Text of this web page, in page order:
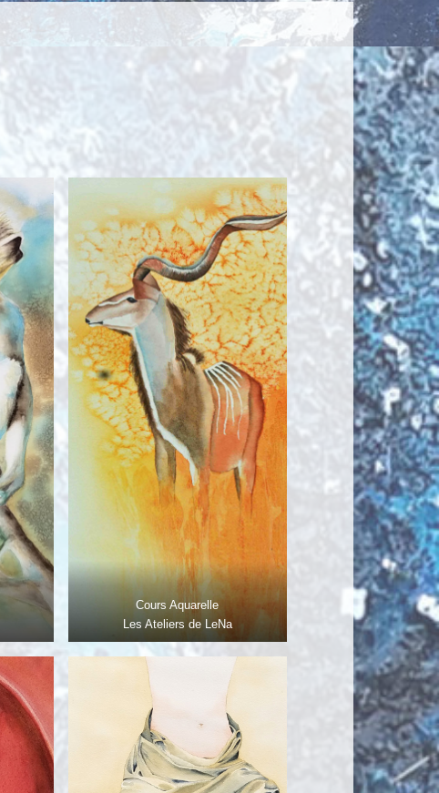
Cours Aquarelle
Les Ateliers de LeNa